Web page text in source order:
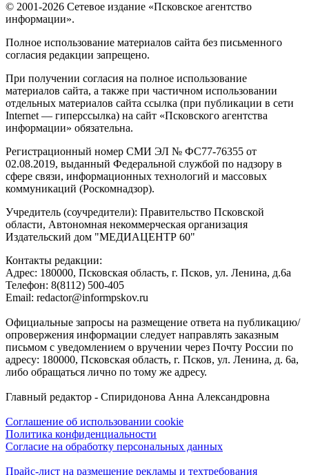
© 2001-2026 Сетевое издание «Псковское агентство
информации».
Полное использование материалов сайта без письменного
согласия редакции запрещено.
При получении согласия на полное использование
материалов сайта, а также при частичном использовании
отдельных материалов сайта ссылка (при публикации в сети
Internet — гиперссылка) на сайт «Псковского агентства
информации» обязательна.
Регистрационный номер СМИ ЭЛ № ФС77-76355 от
02.08.2019, выданный Федеральной службой по надзору в
сфере связи, информационных технологий и массовых
коммуникаций (Роскомнадзор).
Учредитель (соучредители): Правительство Псковской
области, Автономная некоммерческая организация
Издательский дом "МЕДИАЦЕНТР 60"
Контакты редакции:
Адреc: 180000, Псковская область, г. Псков, ул. Ленина, д.6а
Телефон: 8(8112) 500-405
Email: redactor@informpskov.ru
Официальные запросы на размещение ответа на публикацию/
опровержения информации следует направлять заказным
письмом с уведомлением о вручении через Почту России по
адресу: 180000, Псковская область, г. Псков, ул. Ленина, д. 6а,
либо обращаться лично по тому же адресу.
Главный редактор - Спиридонова Анна Александровна
Соглашение об использовании cookie
Политика конфиденциальности
Согласие на обработку персональных данных
Прайс-лист на размещение рекламы и техтребования